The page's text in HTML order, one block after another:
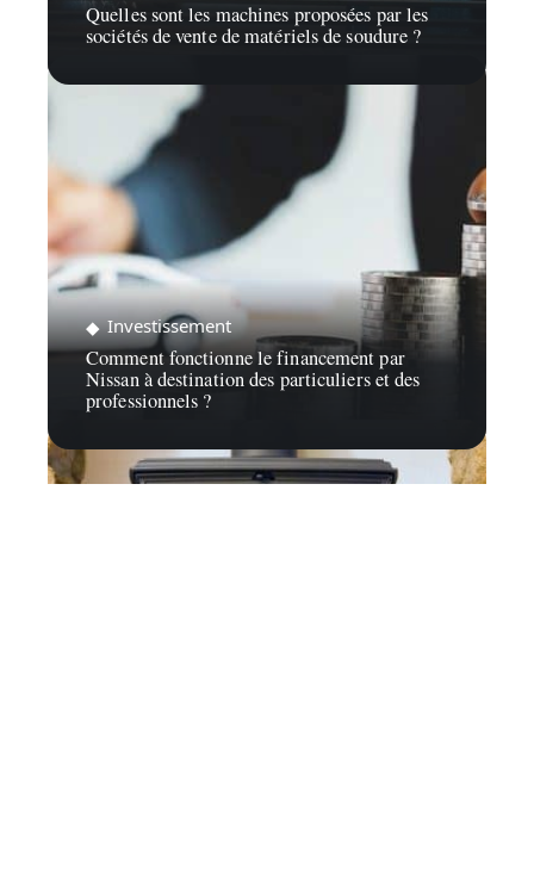
Quelles sont les machines proposées par les
sociétés de vente de matériels de soudure ?
Investissement
Comment fonctionne le financement par
Nissan à destination des particuliers et des
professionnels ?